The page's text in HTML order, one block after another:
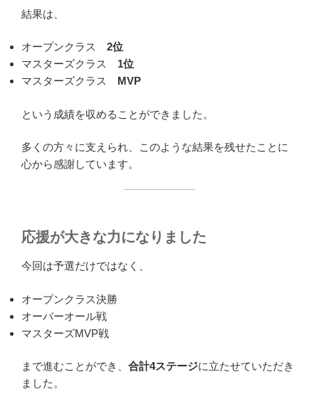
結果は、
オープンクラス 2位
マスターズクラス 1位
マスターズクラス MVP
という成績を収めることができました。
多くの方々に支えられ、このような結果を残せたことに
心から感謝しています。
応援が大きな力になりました
今回は予選だけではなく、
オープンクラス決勝
オーバーオール戦
マスターズMVP戦
まで進むことができ、 合計4ステージに立たせていただき
ました。